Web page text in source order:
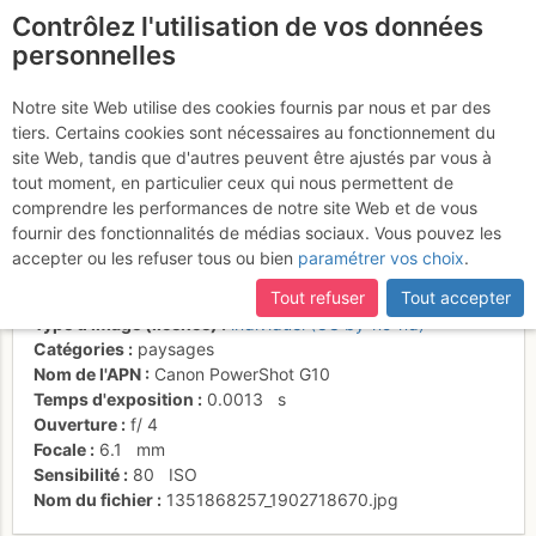
L'alpage de Voyis, sur
fond de Dent d'Oche
Activités
Date/heure
Laurent DUPONT
individuel (CC by-nc-nd)
Catégories
paysages
Nom de l'APN
Canon PowerShot G10
Temps d'exposition
0.0013
s
Ouverture
f/ 4
Focale
6.1
mm
Sensibilité
80
ISO
Nom du fichier
1351868257_1902718670.jpg
Contrôlez l'utilisation de vos données
personnelles
Notre site Web utilise des cookies fournis par nous et par des
tiers. Certains cookies sont nécessaires au fonctionnement du
site Web, tandis que d'autres peuvent être ajustés par vous à
tout moment, en particulier ceux qui nous permettent de
comprendre les performances de notre site Web et de vous
fournir des fonctionnalités de médias sociaux. Vous pouvez les
accepter ou les refuser tous ou bien paramétrer vos choix.
Tout refuser
Tout accepter